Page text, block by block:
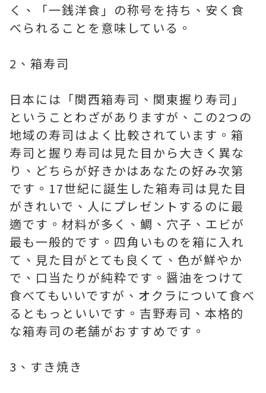
く、「一銭洋食」の称号を持ち、安く食
べられることを意味している。
2、箱寿司
日本には「関西箱寿司、関東握り寿司」
ということわざがありますが、この2つの
地域の寿司はよく比較されています。箱
寿司と握り寿司は見た目から大きく異な
り、どちらが好きかはあなたの好み次第
です。17世紀に誕生した箱寿司は見た目
がきれいで、人にプレゼントするのに最
適です。材料が多く、鯛、穴子、エビが
最も一般的です。四角いものを箱に入れ
て、見た目がとても良くて、色が鮮やか
で、口当たりが純粋です。醤油をつけて
食べてもいいですが、オクラについて食べ
るともっといいです。吉野寿司、本格的
な箱寿司の老舗がおすすめです。
3、すき焼き